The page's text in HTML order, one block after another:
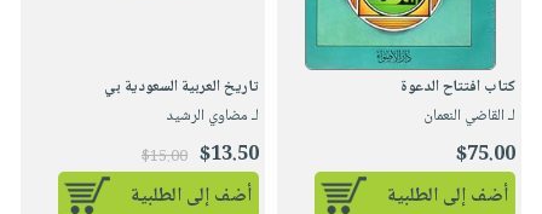
كتاب افتتاح الدعوة
لـ القاضي النعمان
$75.00
أضف إلى الطلبية
تاريخ العربية السعودية بي
لـ مضاوي الرشيد
$13.50
$15.00
أضف إلى الطلبية